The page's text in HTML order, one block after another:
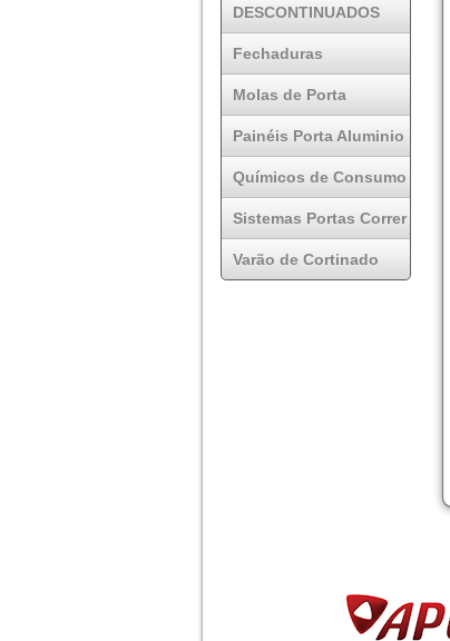
DESCONTINUADOS
Fechaduras
Molas de Porta
Painéis Porta Aluminio
Químicos de Consumo
Sistemas Portas Correr
Varão de Cortinado